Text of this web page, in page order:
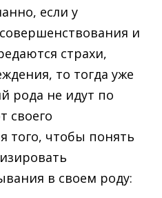
если у
и
страхи,
то тогда уже
рода не идут по
своего
того, чтобы понять
в своем роду: